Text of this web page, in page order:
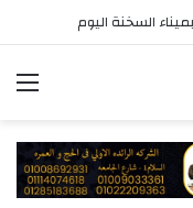
السخنة اليوم